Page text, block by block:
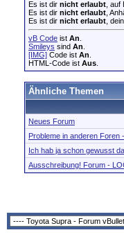
Es ist dir nicht erlaubt ,
Es ist dir nicht erlaubt ,
Es ist dir nicht erlaubt ,
vB Code ist An
Smileys sind An
[IMG] Code ist An
HTML-Code ist Aus
Ähnliche Themen
Neues Forum
Probleme in anderen Foren
Ich hab ja schon gewusst
Ausschreibung! Forum -